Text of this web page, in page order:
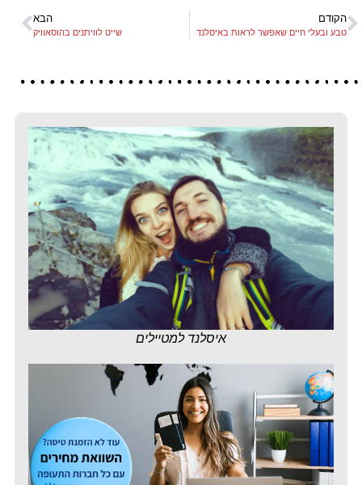
איסלנד למטיילים
הקודם
טבע ובעלי חיים שאפשר לראות באיסלנד
הבא
שייט לוויתנים בהוסאוויק